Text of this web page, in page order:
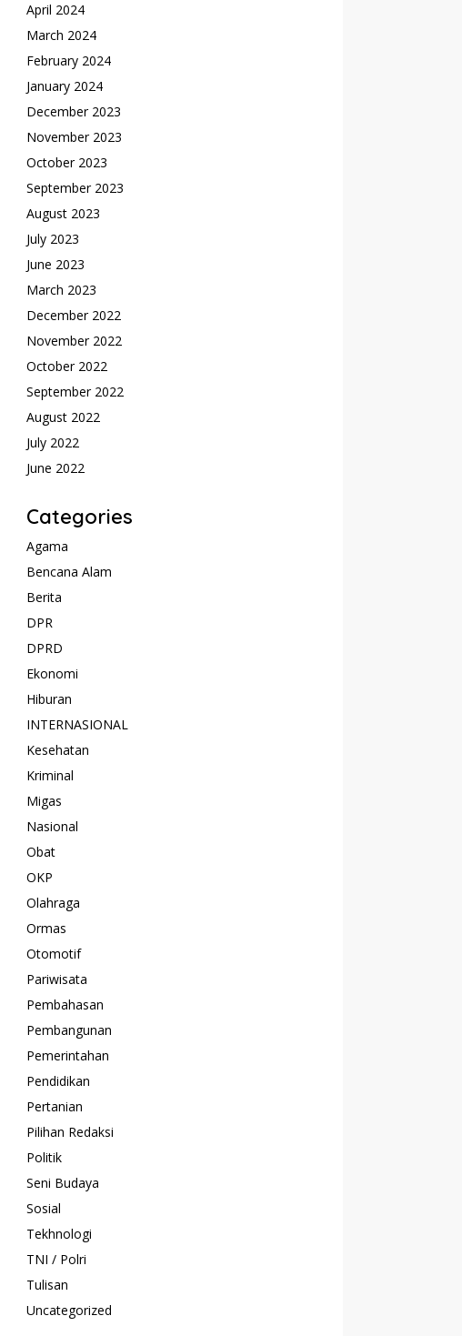
April 2024
March 2024
February 2024
January 2024
December 2023
November 2023
October 2023
September 2023
August 2023
July 2023
June 2023
March 2023
December 2022
November 2022
October 2022
September 2022
August 2022
July 2022
June 2022
Categories
Agama
Bencana Alam
Berita
DPR
DPRD
Ekonomi
Hiburan
INTERNASIONAL
Kesehatan
Kriminal
Migas
Nasional
Obat
OKP
Olahraga
Ormas
Otomotif
Pariwisata
Pembahasan
Pembangunan
Pemerintahan
Pendidikan
Pertanian
Pilihan Redaksi
Politik
Seni Budaya
Sosial
Tekhnologi
TNI / Polri
Tulisan
Uncategorized